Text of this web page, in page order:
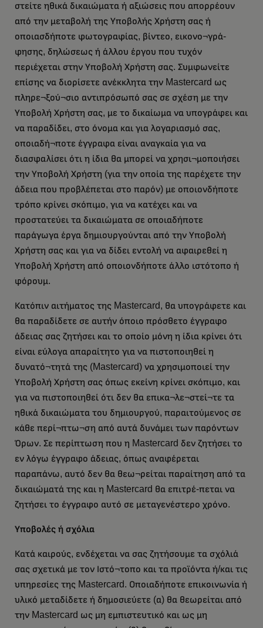
στείτε ηθικά δικαιώματα ή αξιώσεις που απορρέουν
από την μεταβολή της Υποβολής Χρήστη σας ή
οποιασδήποτε φωτογραφίας, βίντεο, εικονο¬γρά-
φησης, δηλώσεως ή άλλου έργου που τυχόν
περιέχεται στην Υποβολή Χρήστη σας. Συμφωνείτε
επίσης να διορίσετε ανέκκλητα την Mastercard ως
πληρε¬ξού¬σιο αντιπρόσωπό σας σε σχέση με την
Υποβολή Χρήστη σας, με το δικαίωμα να υπογράφει και
να παραδίδει, στο όνομα και για λογαριασμό σας,
οποιαδή¬ποτε έγγραφα είναι αναγκαία για να
διασφαλίσει ότι η ίδια θα μπορεί να χρησι¬μοποιήσει
την Υποβολή Χρήστη (για την οποία της παρέχετε την
άδεια που προβλέπεται στο παρόν) με οποιονδήποτε
τρόπο κρίνει σκόπιμο, για να κατέχει και να
προστατεύει τα δικαιώματα σε οποιαδήποτε
παράγωγα έργα δημιουργούνται από την Υποβολή
Χρήστη σας και για να δίδει εντολή να αφαιρεθεί η
Υποβολή Χρήστη από οποιονδήποτε άλλο ιστότοπο ή
φόρουμ.
Κατόπιν αιτήματος της Mastercard, θα υπογράφετε και
θα παραδίδετε σε αυτήν όποιο πρόσθετο έγγραφο
άδειας σας ζητήσει και το οποίο μόνη η ίδια κρίνει ότι
είναι εύλογα απαραίτητο για να πιστοποιηθεί η
δυνατό¬τητά της (Mastercard) να χρησιμοποιεί την
Υποβολή Χρήστη σας όπως εκείνη κρίνει σκόπιμο, και
για να πιστοποιηθεί ότι δεν θα επικα¬λε¬στεί¬τε τα
ηθικά δικαιώματα του δημιουργού, παραιτούμενος σε
κάθε περί¬πτω¬ση από αυτά δυνάμει των παρόντων
Όρων. Σε περίπτωση που η Mastercard δεν ζητήσει το
εν λόγω έγγραφο άδειας, όπως αναφέρεται
παραπάνω, αυτό δεν θα θεω¬ρείται παραίτηση από τα
δικαιώματά της και η Mastercard θα επιτρέ-πεται να
ζητήσει το έγγραφο αυτό σε μεταγενέστερο χρόνο.
Υποβολές ή σχόλια
Κατά καιρούς, ενδέχεται να σας ζητήσουμε τα σχόλιά
σας σχετικά με τον Ιστό¬τοπο και τα προϊόντα ή/και τις
υπηρεσίες της Mastercard. Οποιαδήποτε επικοινωνία ή
υλικό μεταδίδετε ή δημοσιεύετε (α) θα θεωρείται από
την Mastercard ως μη εμπιστευτικό και ως μη